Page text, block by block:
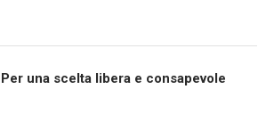
Per una scelta libera e consapevole